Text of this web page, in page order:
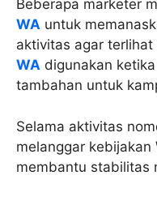
Beberapa marketer
WA untuk
aktivitas agar
WA digunakan
tambahan untuk
Selama aktivitas
melanggar
membantu stabilitas